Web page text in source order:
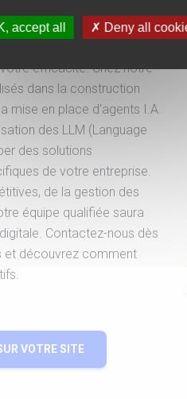
à votre entreprise est
efficacité. Chez notre
dans la construction
mise en place d'agents I.A.
des LLM (Language
des solutions
de votre entreprise.
de la gestion des
équipe qualifiée saura
Contactez-nous dès
et découvrez comment
VOTRE SITE
accept all Deny all